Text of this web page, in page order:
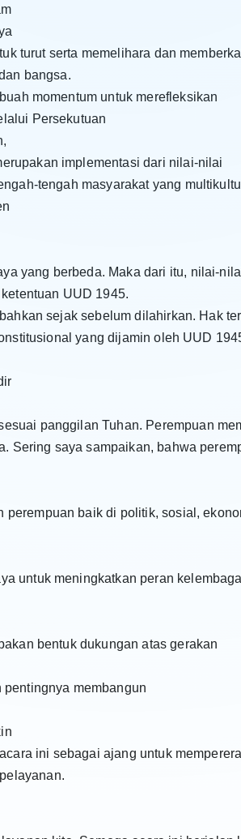
turut serta memelihara dan
bangsa.
momentum untuk merefleksikan
Persekutuan
implementasi dari nilai-nilai
tengah masyarakat yang
yang berbeda. Maka dari itu, nilai-
UUD 1945.
sejak sebelum dilahirkan. Hak
yang dijamin oleh UUD
panggilan Tuhan. Perempuan
Sering saya sampaikan, bahwa
perempuan baik di politik, sosial,
untuk meningkatkan peran
bentuk dukungan atas gerakan
membangun
ini sebagai ajang untuk